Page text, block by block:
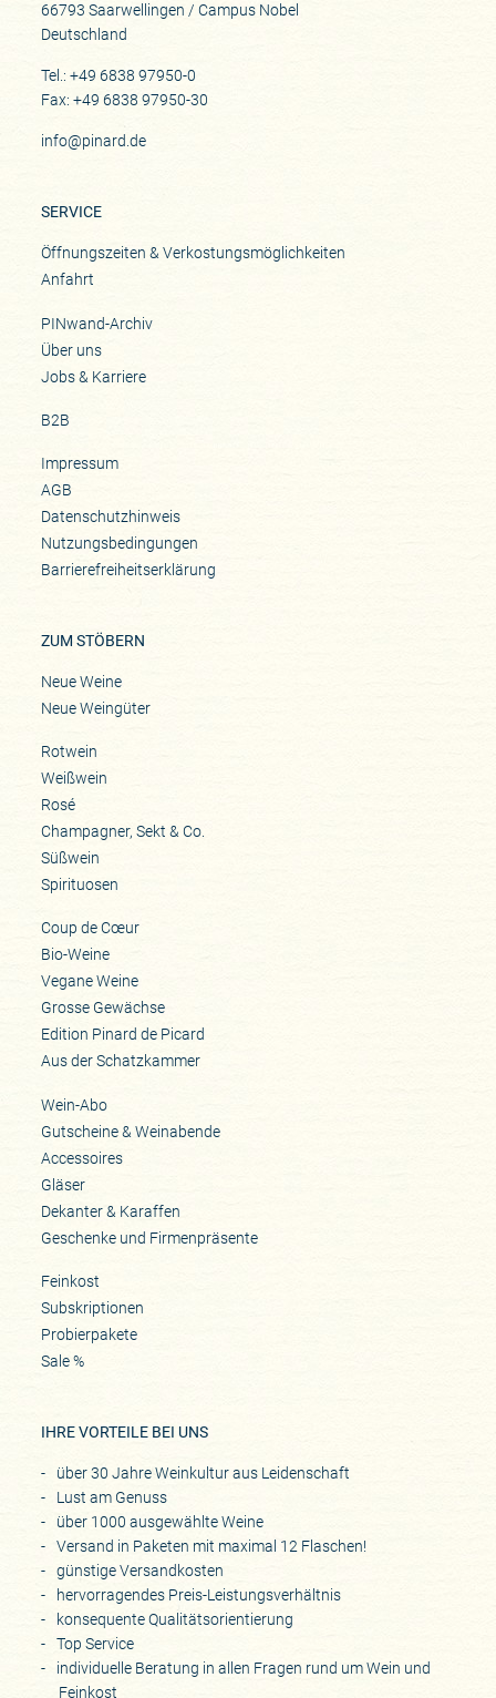
66793 Saarwellingen / Campus Nobel
Deutschland
Tel.: +49 6838 97950-0
Fax: +49 6838 97950-30
info@pinard.de
SERVICE
Öffnungszeiten & Verkostungsmöglichkeiten
Anfahrt
PINwand-Archiv
Über uns
Jobs & Karriere
B2B
Impressum
AGB
Datenschutzhinweis
Nutzungsbedingungen
Barrierefreiheitserklärung
ZUM STÖBERN
Neue Weine
Neue Weingüter
Rotwein
Weißwein
Rosé
Champagner, Sekt & Co.
Süßwein
Spirituosen
Coup de Cœur
Bio-Weine
Vegane Weine
Grosse Gewächse
Edition Pinard de Picard
Aus der Schatzkammer
Wein-Abo
Gutscheine & Weinabende
Accessoires
Gläser
Dekanter & Karaffen
Geschenke und Firmenpräsente
Feinkost
Subskriptionen
Probierpakete
Sale %
IHRE VORTEILE BEI UNS
über 30 Jahre Weinkultur aus Leidenschaft
Lust am Genuss
über 1000 ausgewählte Weine
Versand in Paketen mit maximal 12 Flaschen!
günstige Versandkosten
hervorragendes Preis-Leistungsverhältnis
konsequente Qualitätsorientierung
Top Service
individuelle Beratung in allen Fragen rund um Wein und
Feinkost